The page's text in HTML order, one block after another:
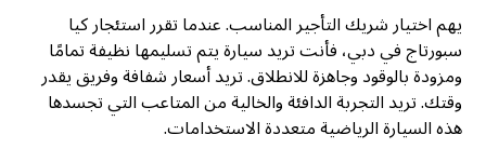
يهم اختيار شريك التأجير المناسب. عندما تقرر استئجار كيا
سبورتاج في دبي، فأنت تريد سيارة يتم تسليمها نظيفة تمامًا
ومزودة بالوقود وجاهزة للانطلاق. تريد أسعار شفافة وفريق يقدر
وقتك. تريد التجربة الدافئة والخالية من المتاعب التي تجسدها
هذه السيارة الرياضية متعددة الاستخدامات.